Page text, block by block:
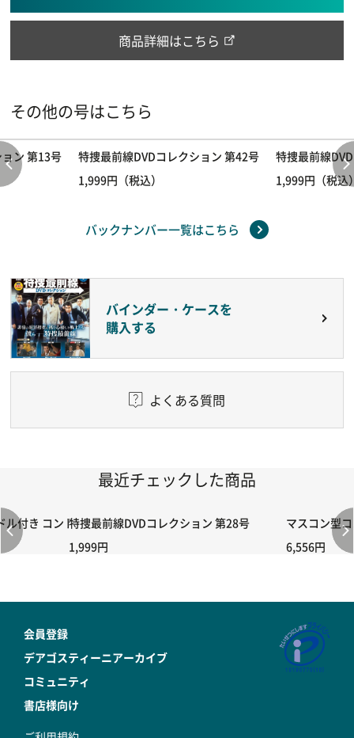
商品詳細はこちら
その他の号はこちら
ン 第13号
特捜最前線DVDコレクション 第42号
1,999円（税込）
特捜最前線
1,999円（税込
バックナンバー一覧はこちら
バインダー・ケースを
購入する
よくある質問
最近チェックした商品
付き コントローラー＆ポイント切り替えスイッチRC-02/C002 /
特捜最前線DVDコレクション 第28号
1,999円
マスコン型
6,556円
会員登録
デアゴスティーニアーカイブ
コミュニティ
書店様向け